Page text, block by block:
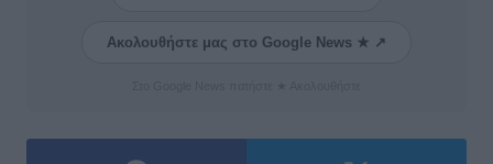
Ακολουθήστε μας στο Google News ★ ↗